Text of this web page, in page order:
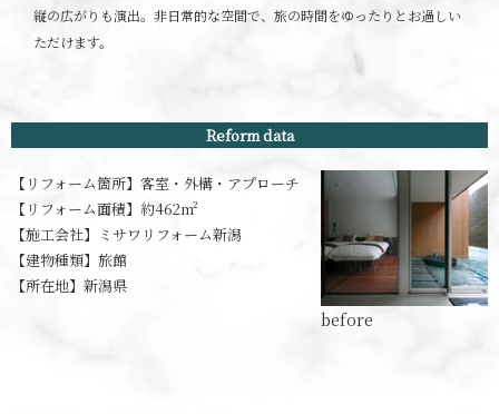
縦の広がりも演出。非日常的な空間で、旅の時間をゆったりとお過しい
ただけます。
Reform data
【リフォーム箇所】 客室・外構・アプローチ
【リフォーム面積】 約462m²
【施工会社】 ミサワリフォーム新潟
【建物種類】 旅館
【所在地】 新潟県